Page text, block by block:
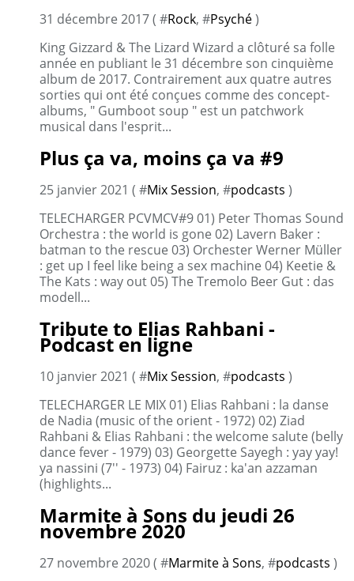
31 décembre 2017 ( #Rock, #Psyché)
King Gizzard & The Lizard Wizard a clôturé sa folle
année en publiant le 31 décembre son cinquième
album de 2017. Contrairement aux quatre autres
sorties qui ont été conçues comme des concept-
albums, " Gumboot soup " est un patchwork
musical dans l'esprit...
Plus ça va, moins ça va #9
25 janvier 2021 ( #Mix Session, #podcasts )
TELECHARGER PCVMCV#9 01) Peter Thomas Sound
Orchestra : the world is gone 02) Lavern Baker :
batman to the rescue 03) Orchester Werner Müller
: get up I feel like being a sex machine 04) Keetie &
The Kats : way out 05) The Tremolo Beer Gut : das
modell...
Tribute to Elias Rahbani -
Podcast en ligne
10 janvier 2021 ( #Mix Session, #podcasts )
TELECHARGER LE MIX 01) Elias Rahbani : la danse
de Nadia (music of the orient - 1972) 02) Ziad
Rahbani & Elias Rahbani : the welcome salute (belly
dance fever - 1979) 03) Georgette Sayegh : yay yay!
ya nassini (7'' - 1973) 04) Fairuz : ka'an azzaman
(highlights...
Marmite à Sons du jeudi 26
novembre 2020
27 novembre 2020 ( #Marmite à Sons, #podcasts )